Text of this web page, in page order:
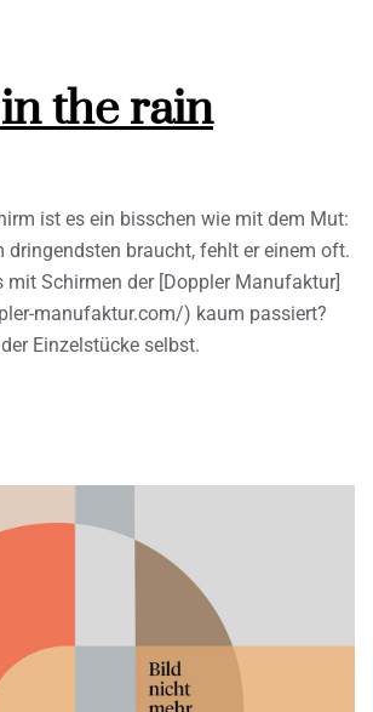
the rain
ist es ein bisschen wie mit dem Mut:
dringendsten braucht, fehlt er einem oft.
mit Schirmen der [Doppler Manufaktur]
manufaktur.com/) kaum passiert?
Einzelstücke selbst.